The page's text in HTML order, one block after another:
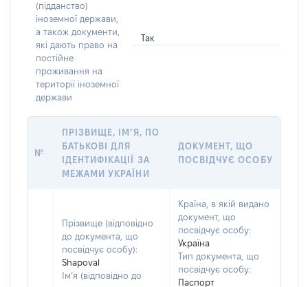
(підданство)
іноземної держави,
а також документи,
які дають право на
постійне
проживання на
території іноземної
держави
Так
№
ПРІЗВИЩЕ, ІМ’Я, ПО
БАТЬКОВІ ДЛЯ
ІДЕНТИФІКАЦІЇ ЗА
МЕЖАМИ УКРАЇНИ
ДОКУМЕНТ, ЩО
ПОСВІДЧУЄ ОСОБУ
Прізвище (відповідно
до документа, що
посвідчує особу):
Shapoval
Ім’я (відповідно до
Країна, в якій видано
документ, що
посвідчує особу:
Україна
Тип документа, що
посвідчує особу:
Паспорт